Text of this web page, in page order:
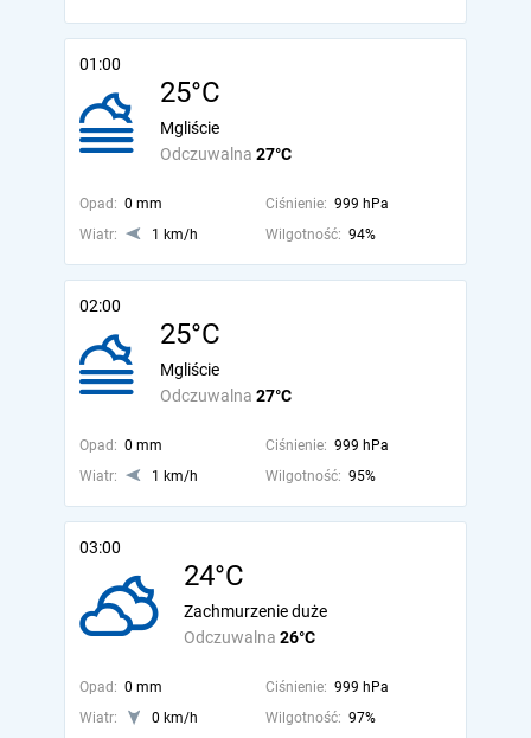
01:00
25°C
Odczuwalna 27°C
Mgliście
Opad: 0 mm Ciśnienie: 999 hPa
Wiatr:
1 km/h Wilgotność: 94%
02:00
25°C
Odczuwalna 27°C
Mgliście
Opad: 0 mm Ciśnienie: 999 hPa
Wiatr:
1 km/h Wilgotność: 95%
03:00
24°C
Odczuwalna 26°C
Zachmurzenie duże
Opad: 0 mm Ciśnienie: 999 hPa
Wiatr:
0 km/h Wilgotność: 97%